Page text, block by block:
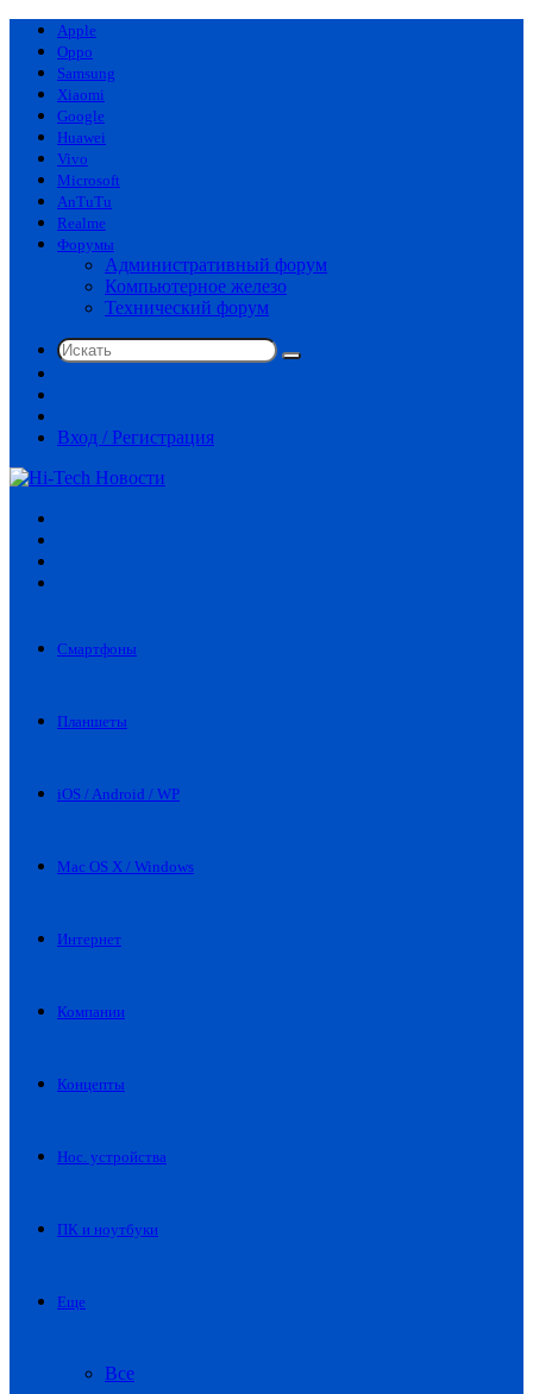
Apple
Oppo
Samsung
Xiaomi
Google
Huawei
Vivo
Microsoft
AnTuTu
Realme
Форумы
Административный форум
Компьютерное железо
Технический форум
Искать
статья
Вход / Регистрация
Смартфоны
Планшеты
iOS / Android / WP
Mac OS X / Windows
Интернет
Компании
Концепты
Нос. устройства
ПК и ноутбуки
Еще
Все